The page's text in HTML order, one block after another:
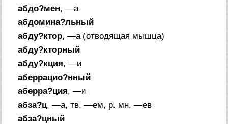
абдо?мен, —а
абдомина?льный
абду?ктор, —а (отводящая мышца)
абду?кторный
абду?кция, —и
аберрацио?нный
аберра?ция, —и
абза?ц, —а,тв. —ем, р. мн. —ев
абза?цный